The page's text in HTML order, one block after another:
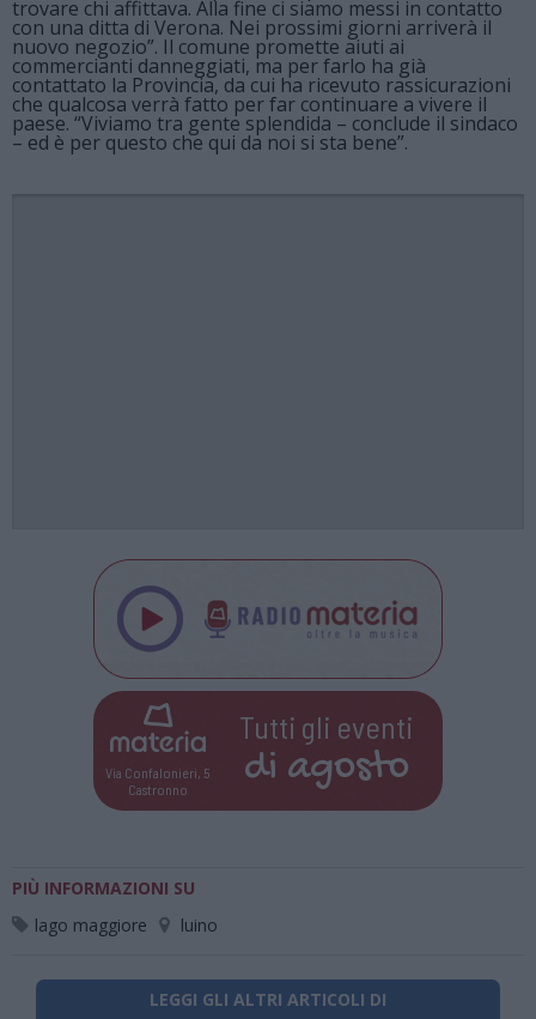
trovare chi affittava. Alla fine ci siamo messi in contatto
con una ditta di Verona. Nei prossimi giorni arriverà il
nuovo negozio”. Il comune promette aiuti ai
commercianti danneggiati, ma per farlo ha già
contattato la Provincia, da cui ha ricevuto rassicurazioni
che qualcosa verrà fatto per far continuare a vivere il
paese. “Viviamo tra gente splendida – conclude il sindaco
– ed è per questo che qui da noi si sta bene”.
Via Confalonieri, 5
Castronno
Tutti gli eventi
di agosto
PIÙ INFORMAZIONI SU
lago maggiore
luino
LEGGI GLI ALTRI ARTICOLI DI